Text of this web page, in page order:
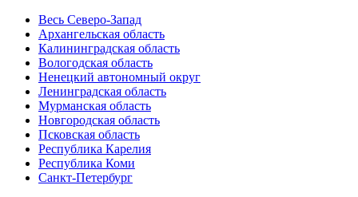
Весь Северо-Запад
Архангельская область
Калининградская область
Вологодская область
Ненецкий автономный округ
Ленинградская область
Мурманская область
Новгородская область
Псковская область
Республика Карелия
Республика Коми
Санкт-Петербург